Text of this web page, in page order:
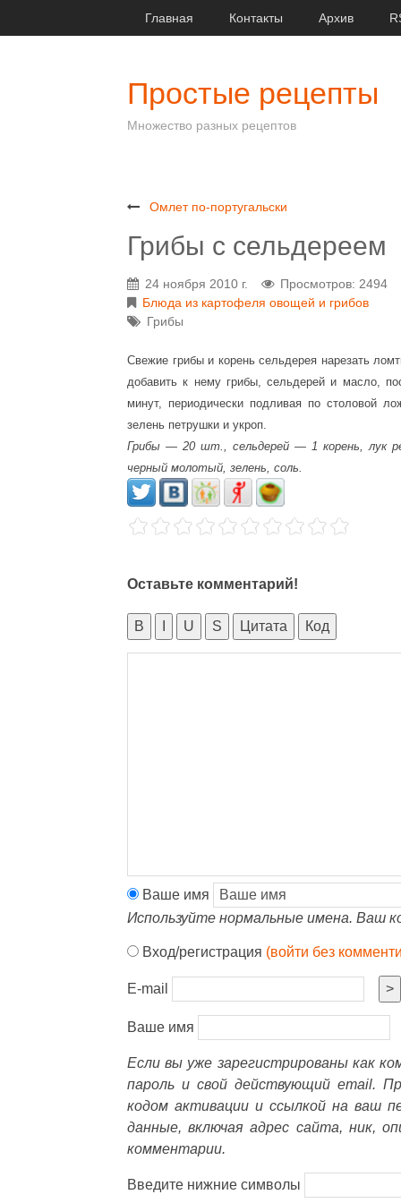
Главная Контакты Архив
Простые рецепты
Множество разных рецептов
Омлет по-португальски
Грибы с сельдереем
24 ноября 2010 г. Просмотров: 2494
Блюда из картофеля овощей и грибов
Грибы
Свежие грибы и корень сельдерея нарезать
добавить к нему грибы, сельдерей и масло,
минут, периодически подливая по столовой
зелень петрушки и укроп.
Грибы — 20 шт., сельдерей — 1 корень, лук
черный молотый, зелень, соль.
Оставьте комментарий!
B U S Цитата Код
Ваше имя
Используйте нормальные имена. Ваш
Вход/регистрация (войти без
E-mail >
Ваше имя
Если вы уже зарегистрированы как
пароль и свой действующий email.
кодом активации и ссылкой на ваш
данные, включая адрес сайта, ник,
комментарии.
Введите нижние символы